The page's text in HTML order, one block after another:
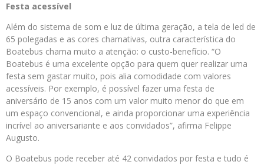
Festa acessível
Além do sistema de som e luz de última geração, a tela de led de
65 polegadas e as cores chamativas, outra característica do
Boatebus chama muito a atenção: o custo-benefício. “O
Boatebus é uma excelente opção para quem quer realizar uma
festa sem gastar muito, pois alia comodidade com valores
acessíveis. Por exemplo, é possível fazer uma festa de
aniversário de 15 anos com um valor muito menor do que em
um espaço convencional, e ainda proporcionar uma experiência
incrível ao aniversariante e aos convidados”, afirma Felippe
Augusto.
O Boatebus pode receber até 42 convidados por festa e tudo é